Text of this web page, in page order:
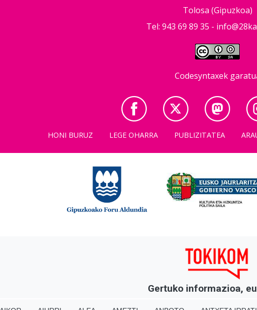
Tolosa (Gipuzkoa)
Tel: 943 69 89 35 -
Codesyntaxek
HONI BURUZ LEGE OHARRA PUBLIZITATEA
Gertuko informazioa,